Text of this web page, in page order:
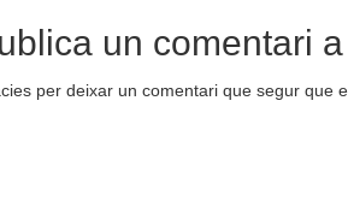
un comentari
per deixar un comentari que segur que